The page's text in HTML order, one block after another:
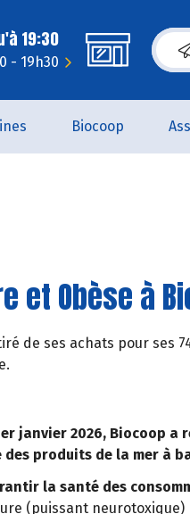
19:30
- 19h30
Biocoop
et Obèse à
de ses achats pour ses
janvier 2026, Biocoop a
des produits de la mer à
la santé des
(puissant neurotoxique)